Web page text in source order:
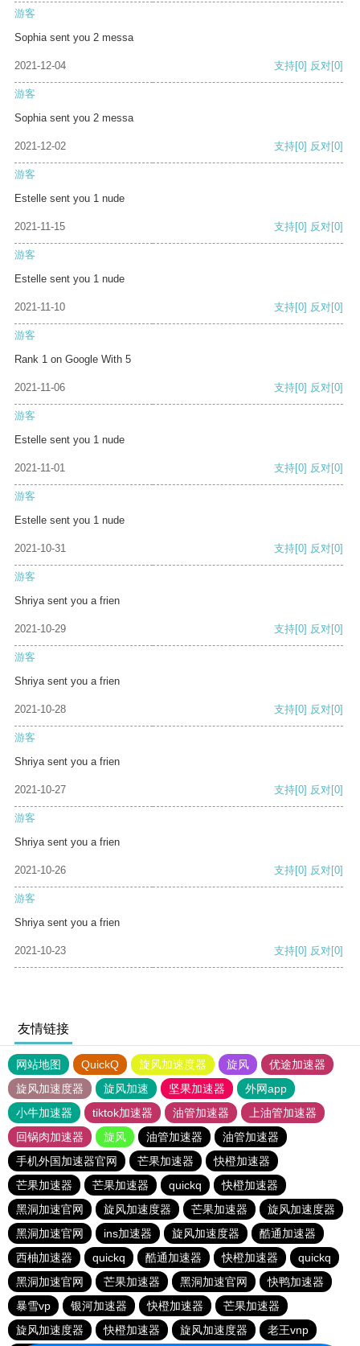
游客
Sophia sent you 2 messa
2021-12-04 支持[0] 反对[0]
游客
Sophia sent you 2 messa
2021-12-02 支持[0] 反对[0]
游客
Estelle sent you 1 nude
2021-11-15 支持[0] 反对[0]
游客
Estelle sent you 1 nude
2021-11-10 支持[0] 反对[0]
游客
Rank 1 on Google With 5
2021-11-06 支持[0] 反对[0]
游客
Estelle sent you 1 nude
2021-11-01 支持[0] 反对[0]
游客
Estelle sent you 1 nude
2021-10-31 支持[0] 反对[0]
游客
Shriya sent you a frien
2021-10-29 支持[0] 反对[0]
游客
Shriya sent you a frien
2021-10-28 支持[0] 反对[0]
游客
Shriya sent you a frien
2021-10-27 支持[0] 反对[0]
游客
Shriya sent you a frien
2021-10-26 支持[0] 反对[0]
游客
Shriya sent you a frien
2021-10-23 支持[0] 反对[0]
友情链接
网站地图 QuickQ 旋风加速度器 旋风
优途加速器
旋风加速度器
旋风加速 坚果加速器
外网app
小牛加速器
tiktok加速器 油管加速器
上油管加速器
回锅肉加速器
旋风 油管加速器
油管加速器
手机外国加速器官网
芒果加速器
快橙加速器
芒果加速器
芒果加速器 quickq
快橙加速器
黑洞加速官网
旋风加速度器 芒果加速器
旋风加速度器
黑洞加速官网
ins加速器 旋风加速度器
酷通加速器
西柚加速器
quickq 酷通加速器 快橙加速器
quickq
黑洞加速官网
芒果加速器 黑洞加速官网
快鸭加速器
暴雪vp
银河加速器 快橙加速器
芒果加速器
旋风加速度器
快橙加速器 旋风加速度器 老王vnp